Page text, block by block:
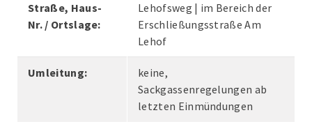
Straße, Haus-
Nr. / Ortslage:
Lehofsweg | im Bereich der
Erschließungsstraße Am
Lehof
Umleitung:
keine,
Sackgassenregelungen ab
letzten Einmündungen